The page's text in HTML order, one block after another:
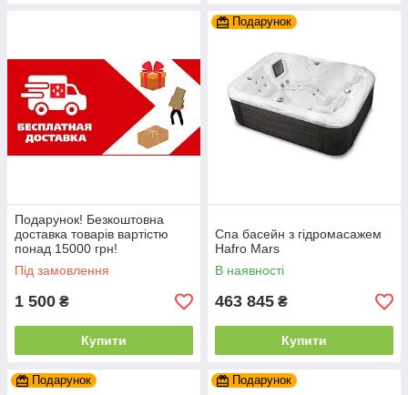
Подарунок! Безкоштовна
доставка товарів вартістю
понад 15000 грн!
Під замовлення
1 500 ₴
Купити
Подарунок
Спа басейн з гідромасажем
Hafro Mars
В наявності
463 845 ₴
Купити
Подарунок Подарунок